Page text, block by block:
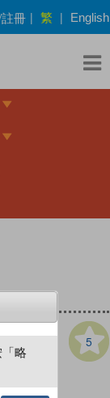
冊 | 繁 | English
5
略